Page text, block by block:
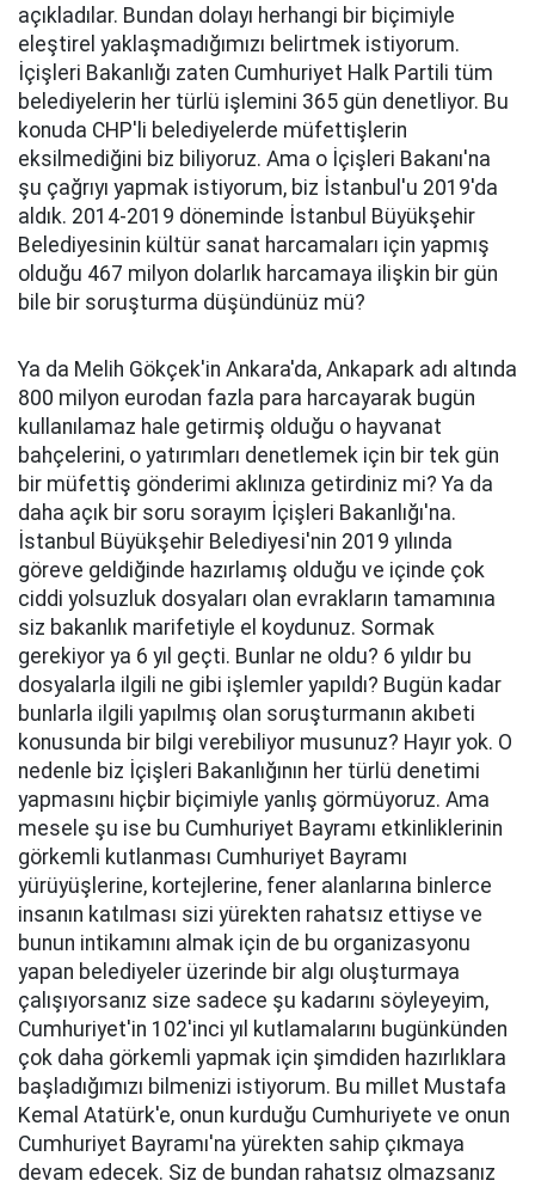
açıkladılar. Bundan dolayı herhangi bir biçimiyle
eleştirel yaklaşmadığımızı belirtmek istiyorum.
İçişleri Bakanlığı zaten Cumhuriyet Halk Partili tüm
belediyelerin her türlü işlemini 365 gün denetliyor. Bu
konuda CHP'li belediyelerde müfettişlerin
eksilmediğini biz biliyoruz. Ama o İçişleri Bakanı'na
şu çağrıyı yapmak istiyorum, biz İstanbul'u 2019'da
aldık. 2014-2019 döneminde İstanbul Büyükşehir
Belediyesinin kültür sanat harcamaları için yapmış
olduğu 467 milyon dolarlık harcamaya ilişkin bir gün
bile bir soruşturma düşündünüz mü?
Ya da Melih Gökçek'in Ankara'da, Ankapark adı altında
800 milyon eurodan fazla para harcayarak bugün
kullanılamaz hale getirmiş olduğu o hayvanat
bahçelerini, o yatırımları denetlemek için bir tek gün
bir müfettiş gönderimi aklınıza getirdiniz mi? Ya da
daha açık bir soru sorayım İçişleri Bakanlığı'na.
İstanbul Büyükşehir Belediyesi'nin 2019 yılında
göreve geldiğinde hazırlamış olduğu ve içinde çok
ciddi yolsuzluk dosyaları olan evrakların tamamınıa
siz bakanlık marifetiyle el koydunuz. Sormak
gerekiyor ya 6 yıl geçti. Bunlar ne oldu? 6 yıldır bu
dosyalarla ilgili ne gibi işlemler yapıldı? Bugün kadar
bunlarla ilgili yapılmış olan soruşturmanın akıbeti
konusunda bir bilgi verebiliyor musunuz? Hayır yok. O
nedenle biz İçişleri Bakanlığının her türlü denetimi
yapmasını hiçbir biçimiyle yanlış görmüyoruz. Ama
mesele şu ise bu Cumhuriyet Bayramı etkinliklerinin
görkemli kutlanması Cumhuriyet Bayramı
yürüyüşlerine, kortejlerine, fener alanlarına binlerce
insanın katılması sizi yürekten rahatsız ettiyse ve
bunun intikamını almak için de bu organizasyonu
yapan belediyeler üzerinde bir algı oluşturmaya
çalışıyorsanız size sadece şu kadarını söyleyeyim,
Cumhuriyet'in 102'inci yıl kutlamalarını bugünkünden
çok daha görkemli yapmak için şimdiden hazırlıklara
başladığımızı bilmenizi istiyorum. Bu millet Mustafa
Kemal Atatürk'e, onun kurduğu Cumhuriyete ve onun
Cumhuriyet Bayramı'na yürekten sahip çıkmaya
devam edecek. Siz de bundan rahatsız olmazsanız